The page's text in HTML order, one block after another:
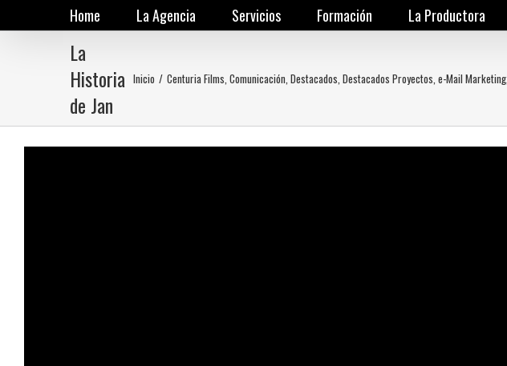
Home La Agencia Servicios Formación La Productora
La
Historia
de Jan
Inicio / Centuria Films Comunicación Destacados Destacados Proyectos e-Mail Marketing